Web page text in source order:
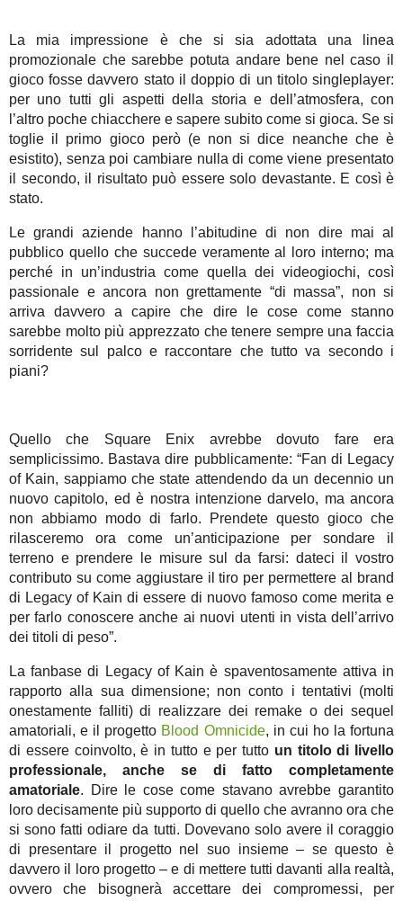
La mia impressione è che si sia adottata una linea
promozionale che sarebbe potuta andare bene nel caso il
gioco fosse davvero stato il doppio di un titolo singleplayer:
per uno tutti gli aspetti della storia e dell’atmosfera, con
l’altro poche chiacchere e sapere subito come si gioca. Se si
toglie il primo gioco però (e non si dice neanche che è
esistito), senza poi cambiare nulla di come viene presentato
il secondo, il risultato può essere solo devastante. E così è
stato.
Le grandi aziende hanno l’abitudine di non dire mai al
pubblico quello che succede veramente al loro interno; ma
perché in un’industria come quella dei videogiochi, così
passionale e ancora non grettamente “di massa”, non si
arriva davvero a capire che dire le cose come stanno
sarebbe molto più apprezzato che tenere sempre una faccia
sorridente sul palco e raccontare che tutto va secondo i
piani?
Quello che Square Enix avrebbe dovuto fare era
semplicissimo. Bastava dire pubblicamente: “Fan di Legacy
of Kain, sappiamo che state attendendo da un decennio un
nuovo capitolo, ed è nostra intenzione darvelo, ma ancora
non abbiamo modo di farlo. Prendete questo gioco che
rilasceremo ora come un’anticipazione per sondare il
terreno e prendere le misure sul da farsi: dateci il vostro
contributo su come aggiustare il tiro per permettere al brand
di Legacy of Kain di essere di nuovo famoso come merita e
per farlo conoscere anche ai nuovi utenti in vista dell’arrivo
dei titoli di peso”.
La fanbase di Legacy of Kain è spaventosamente attiva in
rapporto alla sua dimensione; non conto i tentativi (molti
onestamente falliti) di realizzare dei remake o dei sequel
amatoriali, e il progetto Blood Omnicide, in cui ho la fortuna
di essere coinvolto, è in tutto e per tutto un titolo di livello
professionale, anche se di fatto completamente
amatoriale. Dire le cose come stavano avrebbe garantito
loro decisamente più supporto di quello che avranno ora che
si sono fatti odiare da tutti. Dovevano solo avere il coraggio
di presentare il progetto nel suo insieme – se questo è
davvero il loro progetto – e di mettere tutti davanti alla realtà,
ovvero che bisognerà accettare dei compromessi, per